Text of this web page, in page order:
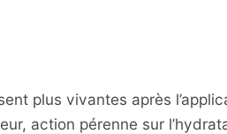
plus vivantes après
action pérenne sur